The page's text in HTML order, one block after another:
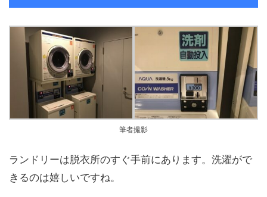
筆者撮影
ランドリーは脱衣所のすぐ手前にあります。洗濯がで
きるのは嬉しいですね。